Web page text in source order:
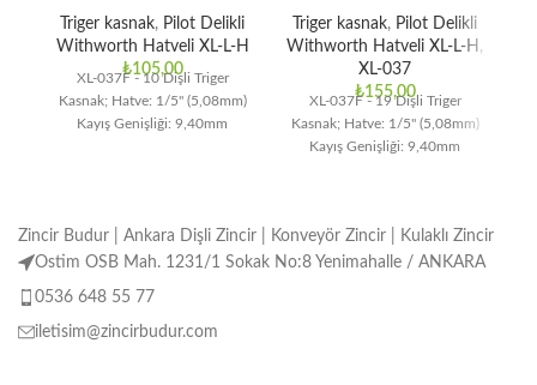
Triger kasnak, Pilot Delikli
Withworth Hatveli XL-L-H
₺105,00
XL-037F - 10 Dişli Triger
Kasnak; Hatve: 1/5" (5,08mm)
Kayış Genişliği: 9,40mm
Triger kasnak, Pilot Delikli
Withworth Hatveli XL-L-H ,
XL-037
₺155,00
XL-037F - 19 Dişli Triger
Kasnak; Hatve: 1/5" (5,08mm)
Kayış Genişliği: 9,40mm
Zincir Budur | Ankara Dişli Zincir | Konveyör Zincir | Kulaklı Zincir
Ostim OSB Mah. 1231/1 Sokak No:8 Yenimahalle / ANKARA
0536 648 55 77
iletisim@zincirbudur.com